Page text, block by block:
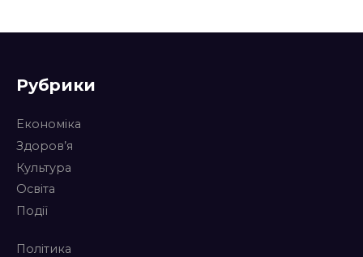
Рубрики
Економіка
Здоров’я
Культура
Освіта
Події
Політика